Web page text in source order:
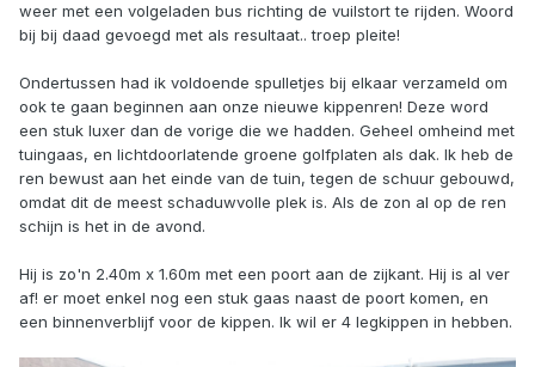
weer met een volgeladen bus richting de vuilstort te rijden. Woord
bij bij daad gevoegd met als resultaat.. troep pleite!
Ondertussen had ik voldoende spulletjes bij elkaar verzameld om
ook te gaan beginnen aan onze nieuwe kippenren! Deze word
een stuk luxer dan de vorige die we hadden. Geheel omheind met
tuingaas, en lichtdoorlatende groene golfplaten als dak. Ik heb de
ren bewust aan het einde van de tuin, tegen de schuur gebouwd,
omdat dit de meest schaduwvolle plek is. Als de zon al op de ren
schijn is het in de avond.
Hij is zo'n 2.40m x 1.60m met een poort aan de zijkant. Hij is al ver
af! er moet enkel nog een stuk gaas naast de poort komen, en
een binnenverblijf voor de kippen. Ik wil er 4 legkippen in hebben.